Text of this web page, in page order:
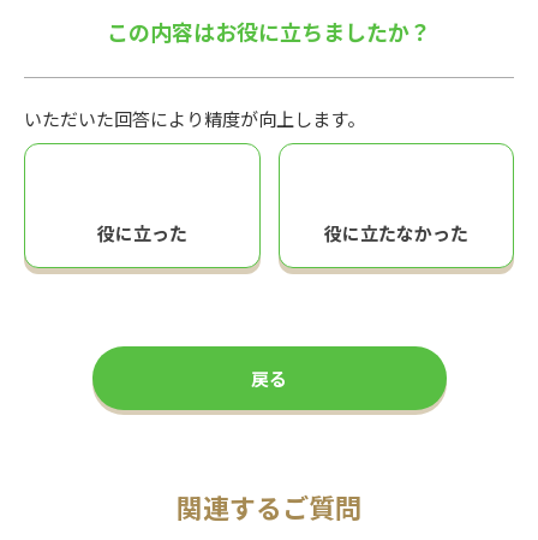
この内容はお役に立ちましたか？
いただいた回答により精度が向上します。
役に立った 役に立たなかった
戻る
関連するご質問